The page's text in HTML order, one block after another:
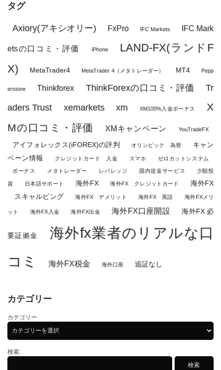
タグ
Axiory(アキシオリー) FxPro IFC Markets IFC Mark
etsの口コミ・評価 iPhone
LAND-FX(ランドF
X)
MetaTrader4 MetaTrader 4（メタトレーダー） MT4 Pepp
erstone Thinkforex ThinkForexの口コミ・評価
Tr
aders Trust
xemarkets xm XM100%入金ボーナス
X
Mの口コミ・評価
XMキャンペーン YouTradeFX
アイフォレックス(iFOREX)の評判 オリンピック 為替
キャン
ペーン情報
クレジットカード 入金 スマホ ゼロカットシステム
ボーナス メタトレーダー レバレッジ 国内送金サービス 少額投
資 日本語サポート 海外FX 海外FX クレジットカード
海外FX
スキャルピング
海外FX デメリット 海外FX 英語 海外FXメリ
ット 海外FX入金 海外FX出金 海外FX口座開設 海外FX 必
要証拠金
海外fx業者のリアルな口
コミ
海外FX税金 海外口座 追証なし
カテゴリー
カテゴリー
検索: